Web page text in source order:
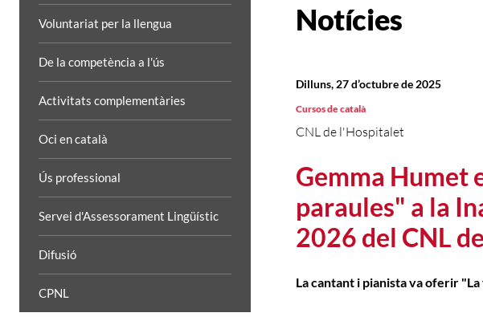
Voluntariat per la llengua
De la competència a l'ús
Activitats complementàries
Oci en català
Ús professional
Servei d'Assessorament Lingüístic
Difusió
CPNL
Notícies
Gemma Humet
paraules" a la
2026 del CNL
CNL de l'Hospitalet
Dilluns, 27 d’octubre de 2025
Cursos de català
La cantant i pianista va oferir